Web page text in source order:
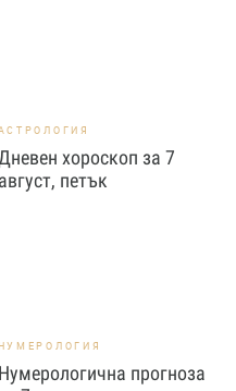
хороскоп за 7
август, петък
Нумерологична прогноза